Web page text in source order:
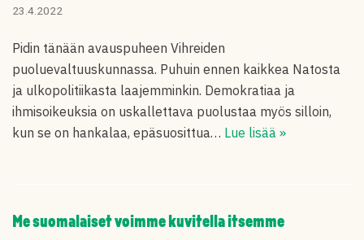
23.4.2022
Pidin tänään avauspuheen Vihreiden
puoluevaltuuskunnassa. Puhuin ennen kaikkea Natosta
ja ulkopolitiikasta laajemminkin. Demokratiaa ja
ihmisoikeuksia on uskallettava puolustaa myös silloin,
kun se on hankalaa, epäsuosittua… Lue lisää »
Me suomalaiset voimme kuvitella itsemme